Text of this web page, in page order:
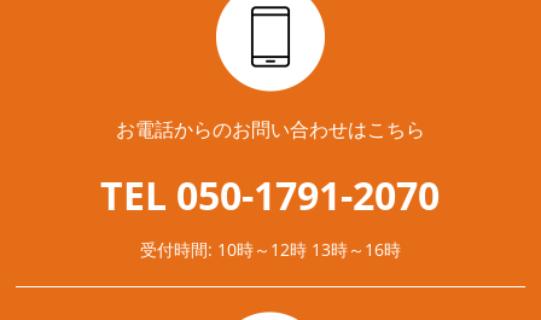
お電話からのお問い合わせはこちら
TEL 050-1791-2070
受付時間: 10時～12時 13時～16時